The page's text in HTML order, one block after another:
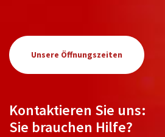
Unsere Öffnungszeiten
Kontaktieren Sie uns:
Sie brauchen Hilfe?